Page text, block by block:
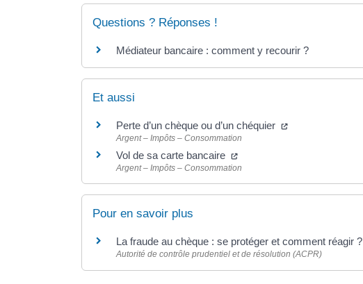
Questions ? Réponses !
Médiateur bancaire : comment y recourir ?
Et aussi
Perte d’un chèque ou d’un chéquier
Argent – Impôts – Consommation
Vol de sa carte bancaire
Argent – Impôts – Consommation
Pour en savoir plus
La fraude au chèque : se protéger et comment réagir ?
Autorité de contrôle prudentiel et de résolution (ACPR)